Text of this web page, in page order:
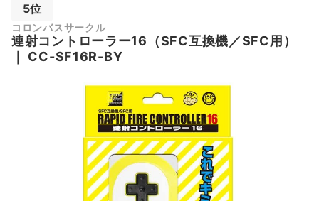
5位
コロンバスサークル
連射コントローラー16（SFC互換機／SFC用）
｜ CC-SF16R-BY